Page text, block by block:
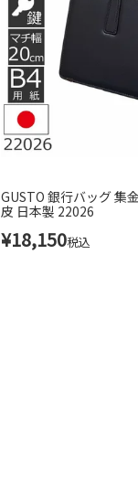
GUSTO 銀行バッグ 集
皮 日本製 22026
¥18,150税込